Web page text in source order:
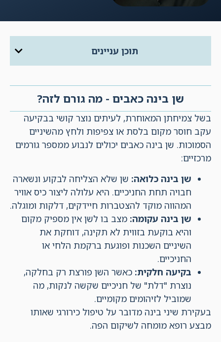
תוכן עניינים
שן בינה כאבים - מה גורם לזה?
בשל צמיחתן המאוחרת, לעיתים נוצר קושי בבקיעה
עקב חוסר מקום בלסת או צפיפות ולחץ מהשיניים
הסמוכות. שן בינה כאבים יכולים לנבוע ממספר גורמים
מרכזיים:
שן בינה כלואה: שן שלא הצליחה לבקוע ונשארה
חבויה תחת החניכיים. היא עלולה ליצור כיס אוויר
המהווה מוקד להצטברות חיידקים, דלקות ומוגלה.
שן בינה עקומה: מצב בו לשן אין מספיק מקום
והיא בוקעת בזווית לא תקינה, דוחקת את
השיניים השכנות ופוגעת ברקמת הלחי או
החניכיים.
בקיעה חלקית: כאשר השן פורצת רק בחלקה,
נוצרת "דלת" של חניכיים שקשה לנקות, מה
שמוביל לזיהומים מקומיים.
בעקירת שיני בינה מדובר על טיפול כירורגי שאותו
מבצע רופא מומחה לשיקום הפה.